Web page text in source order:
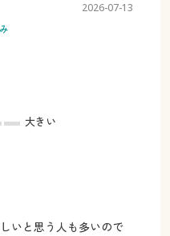
2026-07-13
大きい
いと思う人も多いので